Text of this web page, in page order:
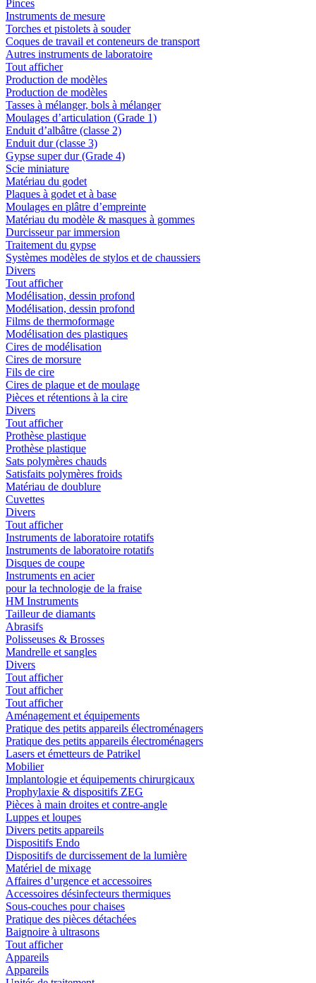
Pinces
Instruments de mesure
Torches et pistolets à souder
Coques de travail et conteneurs de transport
Autres instruments de laboratoire
Tout afficher
Production de modèles
Production de modèles
Tasses à mélanger, bols à mélanger
Moulages d’articulation (Grade 1)
Enduit d’albâtre (classe 2)
Enduit dur (classe 3)
Gypse super dur (Grade 4)
Scie miniature
Matériau du godet
Plaques à godet et à base
Moulages en plâtre d’empreinte
Matériau du modèle & masques à gommes
Durcisseur par immersion
Traitement du gypse
Systèmes modèles de stylos et de chaussiers
Divers
Tout afficher
Modélisation, dessin profond
Modélisation, dessin profond
Films de thermoformage
Modélisation des plastiques
Cires de modélisation
Cires de morsure
Fils de cire
Cires de plaque et de moulage
Pièces et rétentions à la cire
Divers
Tout afficher
Prothèse plastique
Prothèse plastique
Sats polymères chauds
Satisfaits polymères froids
Matériau de doublure
Cuvettes
Divers
Tout afficher
Instruments de laboratoire rotatifs
Instruments de laboratoire rotatifs
Disques de coupe
Instruments en acier
pour la technologie de la fraise
HM Instruments
Tailleur de diamants
Abrasifs
Polisseuses & Brosses
Mandrelle et sangles
Divers
Tout afficher
Tout afficher
Tout afficher
Aménagement et équipements
Pratique des petits appareils électroménagers
Pratique des petits appareils électroménagers
Lasers et émetteurs de Patrikel
Mobilier
Implantologie et équipements chirurgicaux
Prophylaxie & dispositifs ZEG
Pièces à main droites et contre-angle
Luppes et loupes
Divers petits appareils
Dispositifs Endo
Dispositifs de durcissement de la lumière
Matériel de mixage
Affaires d’urgence et accessoires
Accessoires désinfecteurs thermiques
Sous-couches pour chaises
Pratique des pièces détachées
Baignoire à ultrasons
Tout afficher
Appareils
Appareils